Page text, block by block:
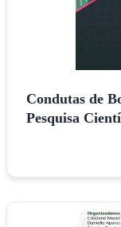
Condutas de
Pesquisa